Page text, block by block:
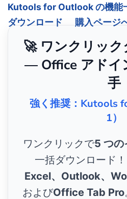
Kutools for Outlook の機能
ダウンロード
購入ページ
🚀 ワンクリッ
— Office アドイ
手
強く推奨：Kutools
1）
ワンクリックで5 つの
一括ダウンロード
Excel、Outlook、
およびOffice Tab Pro